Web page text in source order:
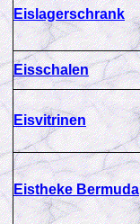
Eislagerschrank
Eisschalen
Eisvitrinen
Eistheke Bermuda